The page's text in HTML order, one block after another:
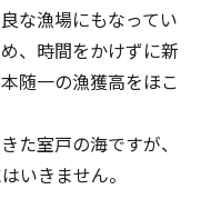
な漁場にもなってい
、時間をかけずに新
随一の漁獲高をほこ
た室戸の海ですが、
いきません。